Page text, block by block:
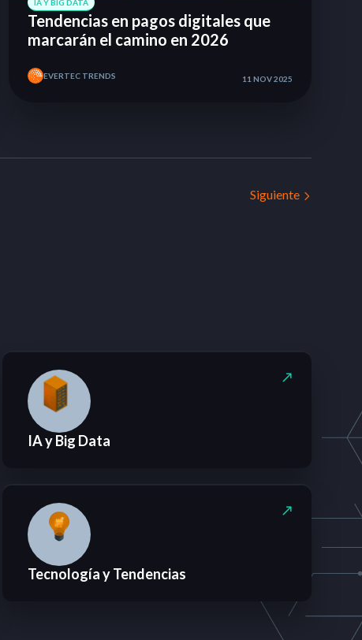
IA Y BIG DATA
Tendencias en pagos digitales que
marcarán el camino en 2026
EVERTEC TRENDS 11 NOV 2025
Siguiente
IA y Big Data
Tecnología y Tendencias